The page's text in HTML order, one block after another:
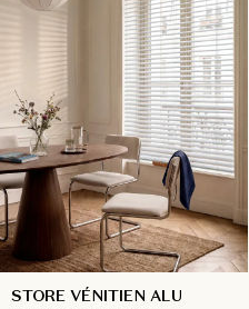
STORE VÉNITIEN ALU